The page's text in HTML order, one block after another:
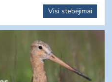
Visi stebėjimai